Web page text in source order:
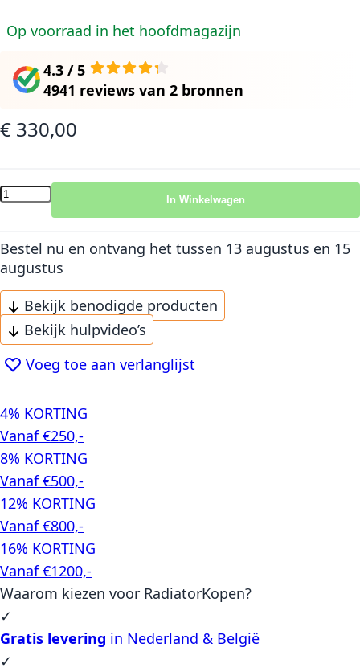
Op voorraad in het hoofdmagazijn
4.3 / 5
4941 reviews van 2 bronnen
€ 330,00
In Winkelwagen
Bestel nu en ontvang het tussen 13 augustus en 15
augustus
Bekijk benodigde producten
Bekijk hulpvideo’s
Voeg toe aan verlanglijst
4% KORTING
Vanaf €250,-
8% KORTING
Vanaf €500,-
12% KORTING
Vanaf €800,-
16% KORTING
Vanaf €1200,-
Waarom kiezen voor RadiatorKopen?
✓
Gratis levering in Nederland & België
✓